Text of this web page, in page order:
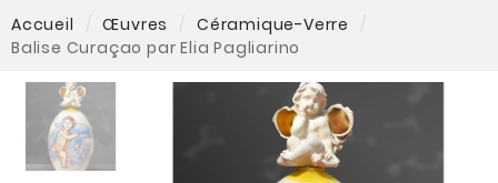
Accueil Œuvres
Céramique-Verre
Balise Curaçao par Elia Pagliarino